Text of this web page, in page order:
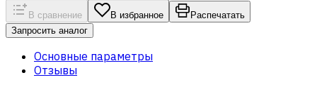
В сравнение В избранное
Распечатать
Запросить аналог
Основные параметры
Отзывы